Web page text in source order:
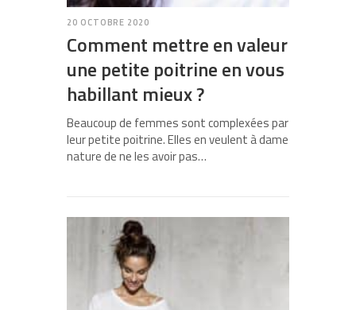
20 OCTOBRE 2020
Comment mettre en valeur
une petite poitrine en vous
habillant mieux ?
Beaucoup de femmes sont complexées par
leur petite poitrine. Elles en veulent à dame
nature de ne les avoir pas…